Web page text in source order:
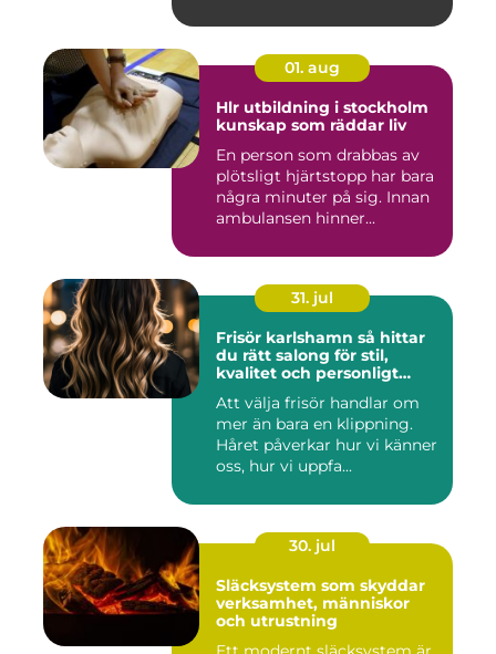
01. aug
Hlr utbildning i stockholm
kunskap som räddar liv
En person som drabbas av
plötsligt hjärtstopp har bara
några minuter på sig. Innan
ambulansen hinner...
31. jul
Frisör karlshamn så hittar
du rätt salong för stil,
kvalitet och personligt
Att välja frisör handlar om
mer än bara en klippning.
Håret påverkar hur vi känner
oss, hur vi uppfa...
30. jul
Släcksystem som skyddar
verksamhet, människor
och utrustning